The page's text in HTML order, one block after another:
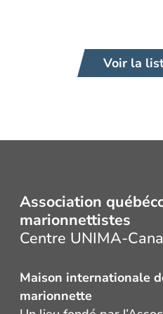
Voir la
Association
marionnettistes
Centre UNIMA-
Maison internationale
marionnette